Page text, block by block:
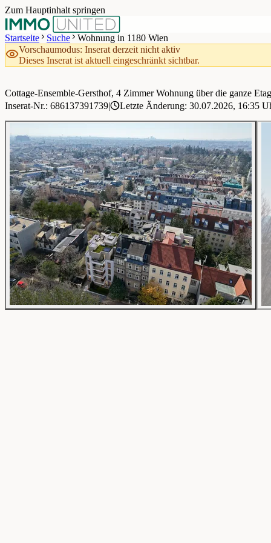
Zum Hauptinhalt springen
Startseite
Suche
Wohnung in 1180 Wien
Vorschaumodus: Inserat derzeit nicht aktiv
Dieses Inserat ist aktuell eingeschränkt sichtbar.
1 / 14
Cottage-Ensemble-Gersthof, 4 Zimmer Wohnung über die ganze
Inserat-Nr.: 686137391739| Letzte Änderung: 30.07.2026, 16:35